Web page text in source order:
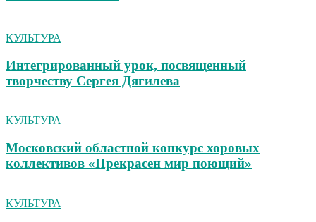
КУЛЬТУРА
Интегрированный урок, посвященный
творчеству Сергея Дягилева
КУЛЬТУРА
Московский областной конкурс хоровых
коллективов «Прекрасен мир поющий»
КУЛЬТУРА